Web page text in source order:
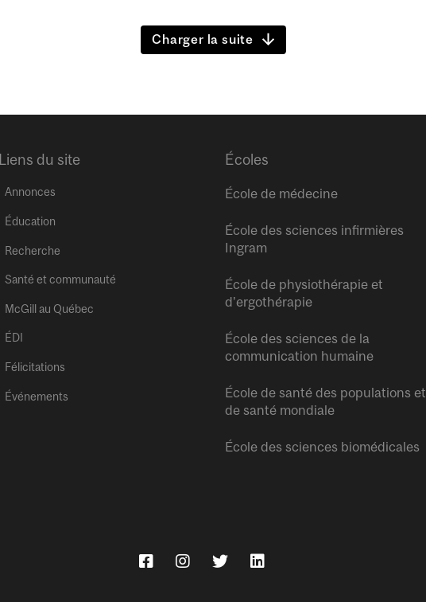
Charger la suite
Liens du site
Annonces
Éducation
Recherche
Santé et communauté
McGill au Québec
ÉDI
Félicitations
Événements
Écoles
École de médecine
École des sciences infirmières
Ingram
École de physiothérapie et
d’ergothérapie
École des sciences de la
communication humaine
École de santé des populations et
de santé mondiale
École des sciences biomédicales